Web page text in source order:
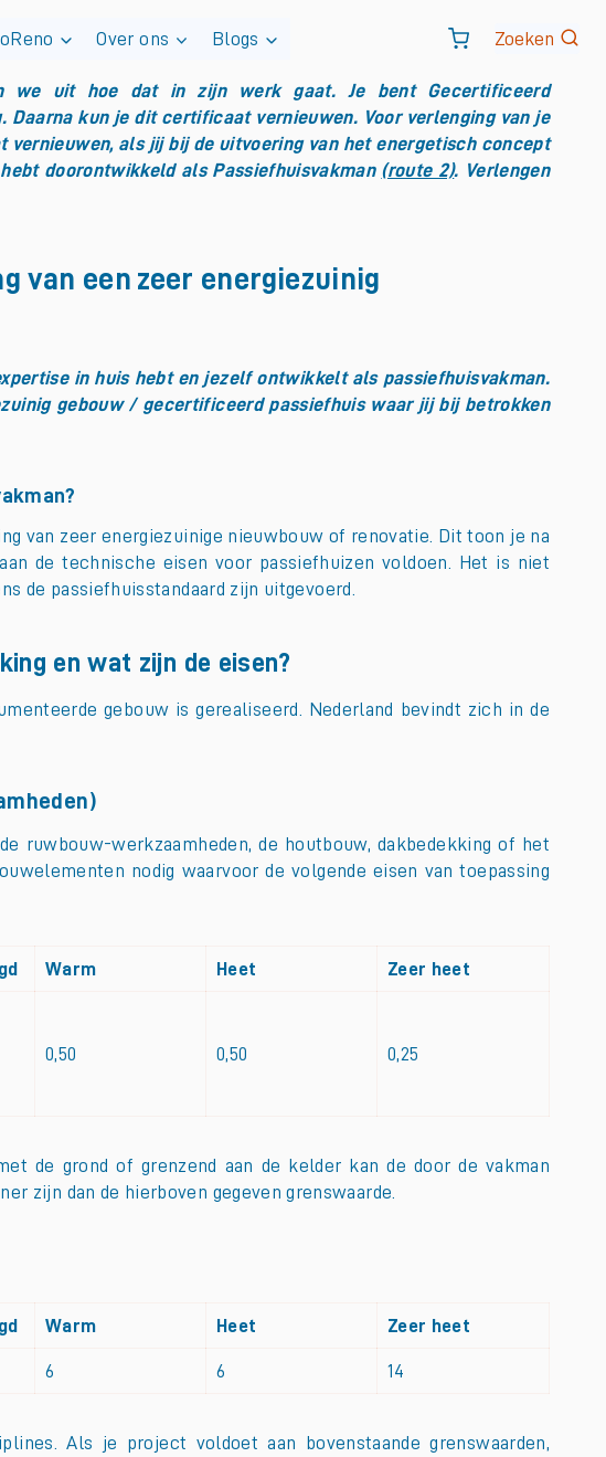
Over ons Blogs Zoeken
we uit hoe dat in zijn werk gaat. Je bent Gecertificeerd
kun je dit certificaat vernieuwen. Voor verlenging van je
als jij bij de uitvoering van het energetisch concept
doorontwikkeld als Passiefhuisvakman (route 2). Verlengen
van een zeer energiezuinig
in huis hebt en jezelf ontwikkelt als passiefhuisvakman.
gebouw / gecertificeerd passiefhuis waar jij bij betrokken
van zeer energiezuinige nieuwbouw of renovatie. Dit toon je na
de technische eisen voor passiefhuizen voldoen. Het is niet
de passiefhuisstandaard zijn uitgevoerd.
en wat zijn de eisen?
gebouw is gerealiseerd. Nederland bevindt zich in de
werkzaamheden, de houtbouw, dakbedekking of het
nodig waarvoor de volgende eisen van toepassing
Warm Heet Zeer heet
0,50 0,50 0,25
de grond of grenzend aan de kelder kan de door de vakman
zijn dan de hierboven gegeven grenswaarde.
Warm Heet Zeer heet
6 6 14
Als je project voldoet aan bovenstaande grenswaarden,